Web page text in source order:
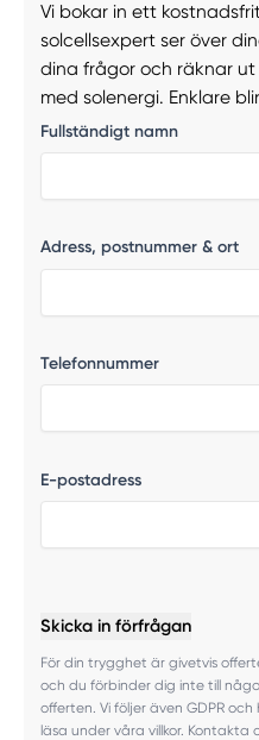
Vi bokar in ett
solcellsexpert ser över
dina frågor och räknar
med solenergi. Enklare
Fullständigt namn
Adress, postnummer & ort
Telefonnummer
E-postadress
Skicka in förfrågan
För din trygghet är givetvis
och du förbinder dig inte till
offerten. Vi följer även GDPR
läsa under våra villkor. Kontakta